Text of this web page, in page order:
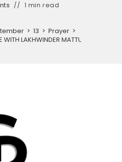
1 min read
> 13 > Prayer >
WITH LAKHWINDER MATTU MINISTRIES